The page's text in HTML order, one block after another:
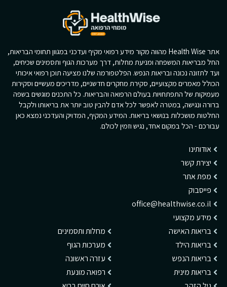
אתר Health Wise מהווה מקור מידע רפואי מקיף ועדכני במגוון תחומי הבריאות,
החל מבריאות המשפחה ומניעת מחלות, דרך מערכות הגוף ותסמינים שכיחים,
ועד לתזונה נכונה ובריאות הנפש. הפלטפורמה שלנו מציעה תוכן רפואי איכותי
הכולל מאמרים מקצועיים, סקירת מחקרים חדשניים, מדריכים מעשיים וסקירות
מעמיקות של התפתחויות בעולם הרפואה והבריאות. כל התכנים מוגשים בשפה
ברורה ונגישה, במטרה לאפשר לכל אדם להבין טוב יותר את בריאותו ולקבל
החלטות מושכלות בנושאי בריאות. המידע המקיף, המדויק והעדכני נמצא כאן
עבורכם - הכל במקום אחד, נגיש וזמין לכולם.
אודותינו
יצירת קשר
מפת אתר
פייסבוק
office@healthwise.co.il
מידע מקצועי
בריאות האישה
בריאות הילד
בריאות הנפש
בריאות מינית
מחלות ותסמינים
מערכות הגוף
עזרה ראשונה
רפואה מונעת